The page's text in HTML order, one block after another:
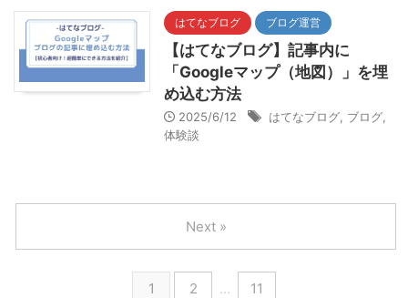
はてなブログ ブログ運営
【はてなブログ】記事内に
「Googleマップ（地図）」を埋
め込む方法
2025/6/12 はてなブログ ブログ
体験談
1 2 … 11
Next »